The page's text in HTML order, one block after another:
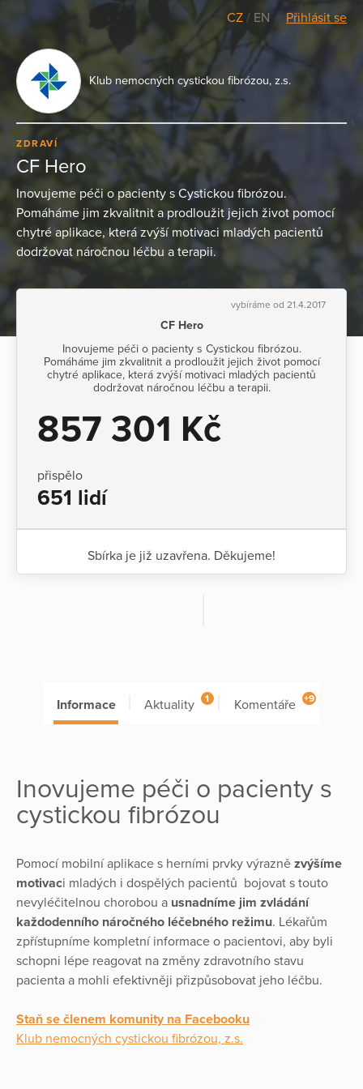
CZ / EN Přihlásit se
Klub nemocných cystickou fibrózou, z.s.
ZDRAVÍ
CF Hero
Inovujeme péči o pacienty s Cystickou fibrózou.
Pomáháme jim zkvalitnit a prodloužit jejich život pomocí
chytré aplikace, která zvýší motivaci mladých pacientů
dodržovat náročnou léčbu a terapii.
vybíráme od 21.4.2017
CF Hero
Inovujeme péči o pacienty s Cystickou fibrózou.
Pomáháme jim zkvalitnit a prodloužit jejich život pomocí
chytré aplikace, která zvýší motivaci mladých pacientů
dodržovat náročnou léčbu a terapii.
857 301 Kč
přispělo
651 lidí
Sbírka je již uzavřena. Děkujeme!
Informace Aktuality 1 Komentáře +9
Inovujeme péči o pacienty s
cystickou fibrózou
Pomocí mobilní aplikace s herními prvky výrazně zvýšíme
motivaci mladých i dospělých pacientů bojovat s touto
nevyléčitelnou chorobou a usnadníme jim zvládání
každodenního náročného léčebného režimu. Lékařům
zpřístupníme kompletní informace o pacientovi, aby byli
schopni lépe reagovat na změny zdravotního stavu
pacienta a mohli efektivněji přizpůsobovat jeho léčbu.
Staň se členem komunity na Facebooku
Klub nemocných cystickou fibrózou, z.s.